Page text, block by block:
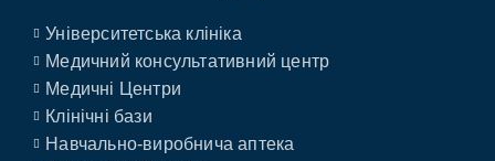
Університетська клініка
Медичний консультативний центр
Медичні Центри
Клінічні бази
Навчально-виробнича аптека